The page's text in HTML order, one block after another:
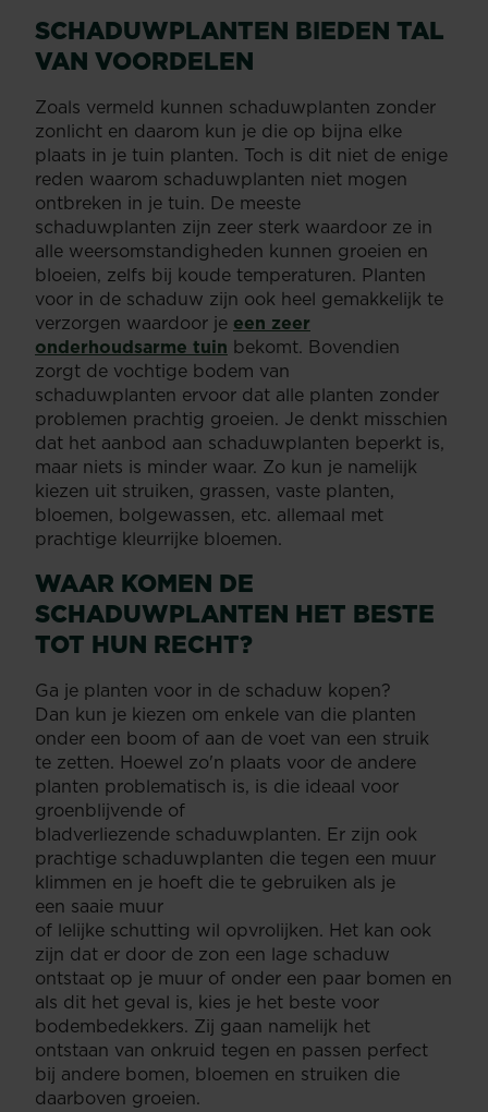
SCHADUWPLANTEN BIEDEN TAL
VAN VOORDELEN
Zoals vermeld kunnen schaduwplanten zonder
zonlicht en daarom kun je die op bijna elke
plaats in je tuin planten. Toch is dit niet de enige
reden waarom schaduwplanten niet mogen
ontbreken in je tuin. De meeste
schaduwplanten zijn zeer sterk waardoor ze in
alle weersomstandigheden kunnen groeien en
bloeien, zelfs bij koude temperaturen. Planten
voor in de schaduw zijn ook heel gemakkelijk te
verzorgen waardoor je een zeer
onderhoudsarme tuin bekomt. Bovendien
zorgt de vochtige bodem van
schaduwplanten ervoor dat alle planten zonder
problemen prachtig groeien. Je denkt misschien
dat het aanbod aan schaduwplanten beperkt is,
maar niets is minder waar. Zo kun je namelijk
kiezen uit struiken, grassen, vaste planten,
bloemen, bolgewassen, etc. allemaal met
prachtige kleurrijke bloemen.
WAAR KOMEN DE
SCHADUWPLANTEN HET BESTE
TOT HUN RECHT?
Ga je planten voor in de schaduw kopen?
Dan kun je kiezen om enkele van die planten
onder een boom of aan de voet van een struik
te zetten. Hoewel zo'n plaats voor de andere
planten problematisch is, is die ideaal voor
groenblijvende of
bladverliezende schaduwplanten. Er zijn ook
prachtige schaduwplanten die tegen een muur
klimmen en je hoeft die te gebruiken als je
een saaie muur
of lelijke schutting wil opvrolijken. Het kan ook
zijn dat er door de zon een lage schaduw
ontstaat op je muur of onder een paar bomen en
als dit het geval is, kies je het beste voor
bodembedekkers. Zij gaan namelijk het
ontstaan van onkruid tegen en passen perfect
bij andere bomen, bloemen en struiken die
daarboven groeien.